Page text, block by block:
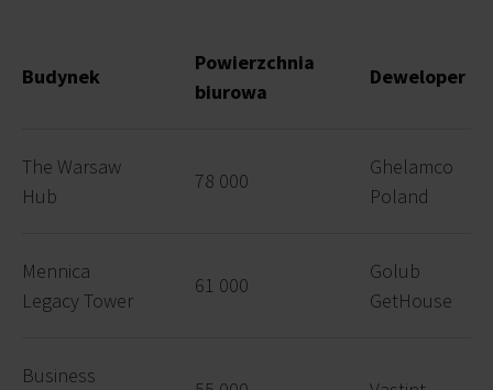
Budynek
Powierzchnia
biurowa
Deweloper
The Warsaw
Hub
78 000
Ghelamco
Poland
Mennica
Legacy Tower
61 000
Golub
GetHouse
Business